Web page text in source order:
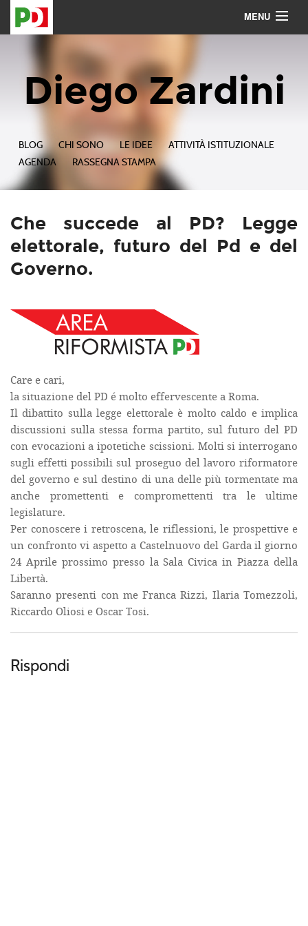
MENU
Diego Zardini
BLOG CHI SONO LE IDEE
ATTIVITÀ ISTITUZIONALE
AGENDA
RASSEGNA STAMPA
Che succede al PD? Legge
elettorale, futuro del Pd e del
Governo.
Care e cari,
la situazione del PD é molto effervescente a Roma.
Il dibattito sulla legge elettorale è molto caldo e implica
discussioni sulla stessa forma partito, sul futuro del PD
con evocazioni a ipotetiche scissioni. Molti si interrogano
sugli effetti possibili sul proseguo del lavoro riformatore
del governo e sul destino di una delle più tormentate ma
anche promettenti e compromettenti tra le ultime
legislature.
Per conoscere i retroscena, le riflessioni, le prospettive e
un confronto vi aspetto a Castelnuovo del Garda il giorno
24 Aprile prossimo presso la Sala Civica in Piazza della
Libertà.
Saranno presenti con me Franca Rizzi, Ilaria Tomezzoli,
Riccardo Oliosi e Oscar Tosi.
Rispondi